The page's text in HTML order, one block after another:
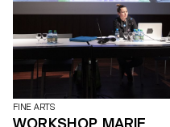
FINE ARTS